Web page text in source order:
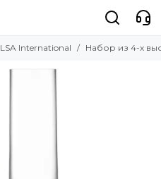
LSA International Набор из 4-х